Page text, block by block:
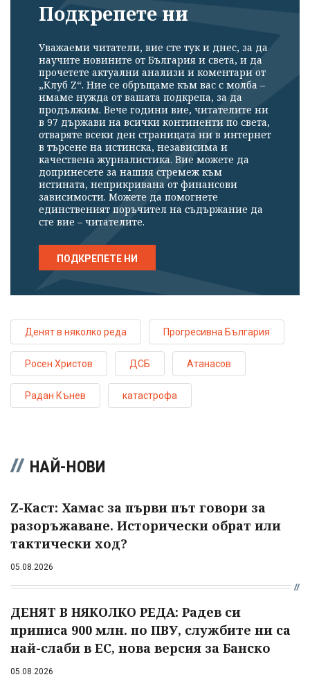
Подкрепете ни
Уважаеми читатели, вие сте тук и днес, за да
научите новините от България и света, и да
прочетете актуални анализи и коментари от
„Клуб Z“. Ние се обръщаме към вас с молба –
имаме нужда от вашата подкрепа, за да
продължим. Вече години вие, читателите ни
в 97 държави на всички континенти по света,
отваряте всеки ден страницата ни в интернет
в търсене на истинска, независима и
качествена журналистика. Вие можете да
допринесете за нашия стремеж към
истината, неприкривана от финансови
зависимости. Можете да помогнете
единственият поръчител на съдържание да
сте вие – читателите.
ПОДКРЕПЕТЕ НИ
Денят в няколко реда Прогресивна България
Росен Христов ДСБ Атанасов
Радан Кънев катастрофа
НАЙ-НОВИ
Z-Каст: Хамас за първи път говори за
разоръжаване. Исторически обрат или
тактически ход?
05.08.2026
ДЕНЯТ В НЯКОЛКО РЕДА: Радев си
приписа 900 млн. по ПВУ, службите ни са
най-слаби в ЕС, нова версия за Банско
05.08.2026